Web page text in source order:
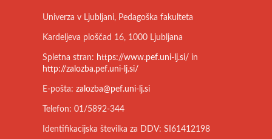
Univerza v Ljubljani, Pedagoška fakulteta
Kardeljeva ploščad 16, 1000 Ljubljana
Spletna stran: https://www.pef.uni-lj.si/ in
http://zalozba.pef.uni-lj.si/
E-pošta: zalozba@pef.uni-lj.si
Telefon: 01/5892-344
Identifikacijska številka za DDV: SI61412198